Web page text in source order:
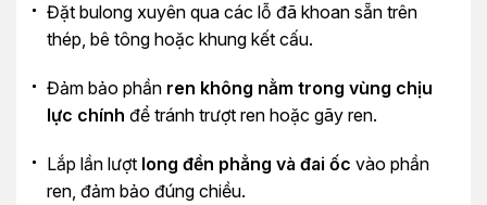
Đặt bulong xuyên qua các lỗ đã khoan sẵn trên
thép, bê tông hoặc khung kết cấu.
Đảm bảo phần ren không nằm trong vùng chịu
lực chính để tránh trượt ren hoặc gãy ren.
Lắp lần lượt long đền phẳng và đai ốc vào phần
ren, đảm bảo đúng chiều.